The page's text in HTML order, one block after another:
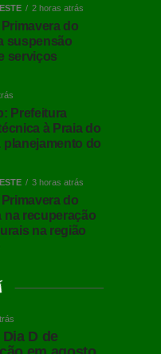
2 horas atrás
do
suspensão
serviços
Prefeitura
à Praia do
planejamento do
3 horas atrás
do
na recuperação
na região
D de